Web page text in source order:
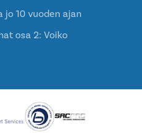
10 vuoden ajan
osa 2: Voiko